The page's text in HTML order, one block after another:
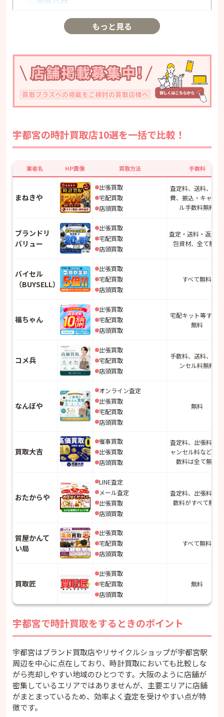
・質屋かんてい局 もっと見る
宇都宮の時計買取店10選を一括で比較！
業者名 HP画像 買取方法 手数料
まねきや
出張買取
宅配買取
店頭買取
査定料、送料、出張
費、振込・キャンセ
ル手数料無料
ブランドリ
バリュー
出張買取
宅配買取
店頭買取
査定・送料・返送
包資材、全て無料
バイセル
（BUYSELL）
出張買取
宅配買取
店頭買取
すべて無料
福ちゃん
出張買取
宅配買取
店頭買取
宅配キット等すべて
無料
コメ兵
出張買取
宅配買取
店頭買取
手数料、送料、キャ
ンセル料無料
なんぼや
オンライン査定
出張買取
宅配買取
店頭買取
無料
買取大吉
催事買取
出張買取
店頭買取
査定料、出張料、キ
ャンセル料などの手
数料は全て無料
おたからや
LINE査定
メール査定
出張買取
店頭買取
査定料、出張料、手
数料がすべて無料
質屋かんて
い局
出張買取
宅配買取
店頭買取
すべて無料
買取匠
出張買取
宅配買取
店頭買取
無料
宇都宮で時計買取をするときのポイント
宇都宮はブランド買取店やリサイクルショップが宇都宮駅
周辺を中心に点在しており、時計買取においても比較しな
がら売却しやすい地域のひとつです。大阪のように店舗が
密集しているエリアではありませんが、主要エリアに店舗
がまとまっているため、効率よく査定を受けやすい点が特
徴です。